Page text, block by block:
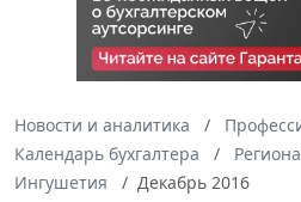
Новости и аналитика
Календарь бухгалтера
Ингушетия
Декабрь 2016